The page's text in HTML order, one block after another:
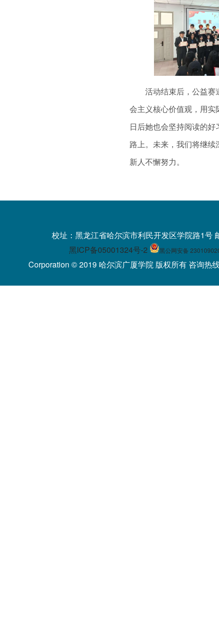
活动结束后，公益赛道
会主义核心价值观，用实
日后她也会坚持阅读的
路上。未来，我们将继
新人不懈努力。
校址：黑龙江省哈尔滨市利民开发区学院路1号
黑ICP备05001324号-2
黑公网安备
Corporation © 2019 哈尔滨广厦学院 版权所有 咨询热